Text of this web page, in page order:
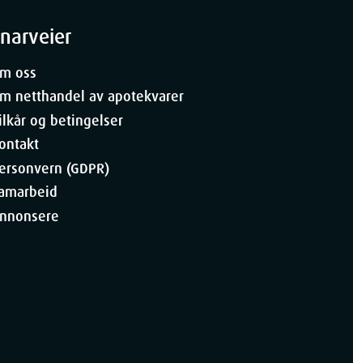
phenoxyethanol, potassium
oss
netthandel av apotekvarer
og betingelser
(GDPR)